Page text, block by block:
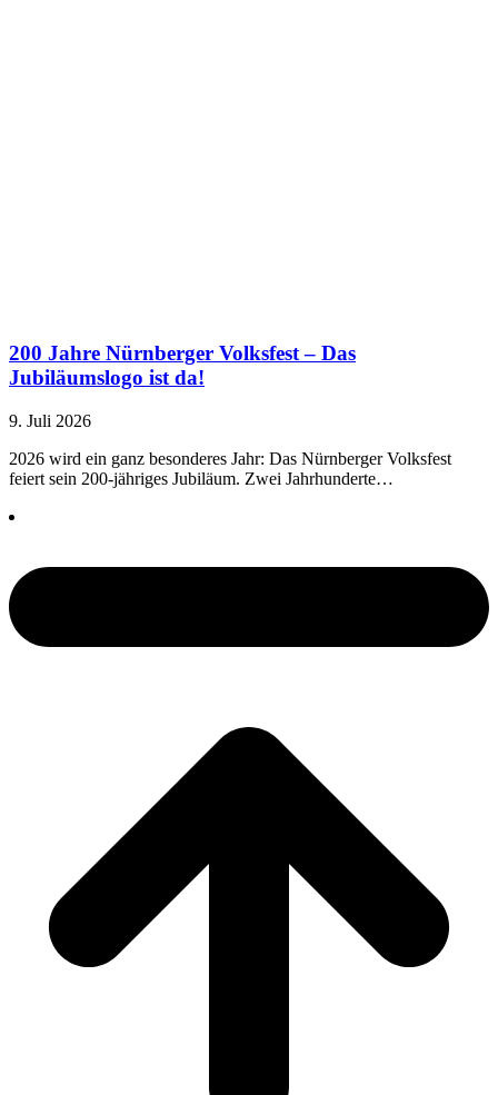
200 Jahre Nürnberger Volksfest – Das
Jubiläumslogo ist da!
9. Juli 2026
2026 wird ein ganz besonderes Jahr: Das Nürnberger Volksfest
feiert sein 200-jähriges Jubiläum. Zwei Jahrhunderte…